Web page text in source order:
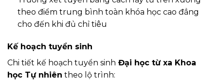
theo điểm trung bình toàn khóa học cao đẳng
cho đến khi đủ chỉ tiêu
Kế hoạch tuyển sinh
Chi tiết kế hoạch tuyển sinh Đại học từ xa Khoa
học Tự nhiên theo lộ trình: